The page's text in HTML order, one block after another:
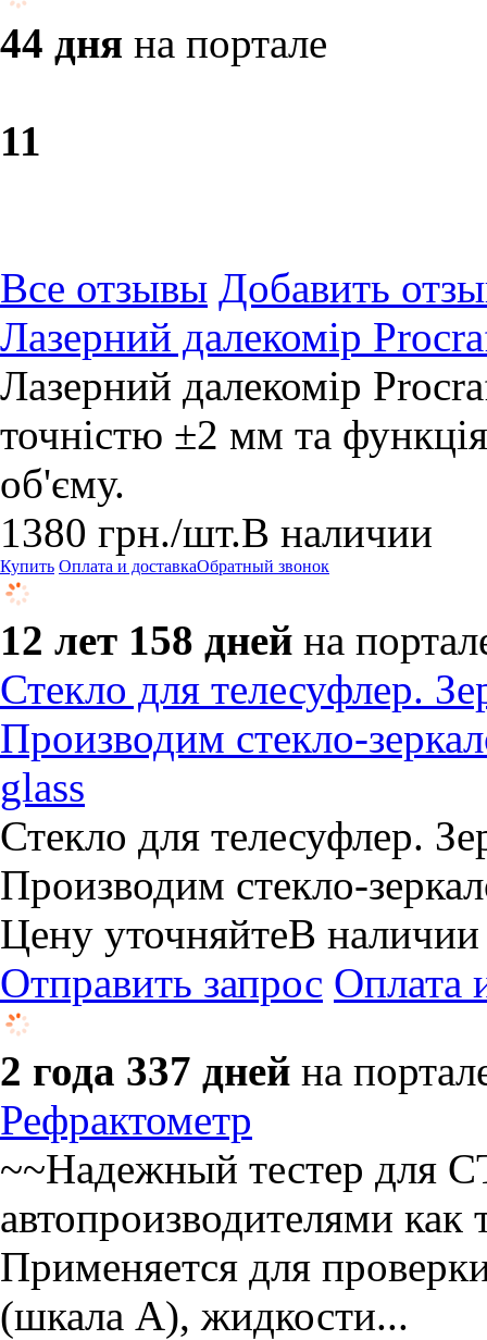
44 дня на портале
11
Все отзывы Добавить
Лазерний далекомір
Лазерний далекомір
точністю ±2 мм та
об'єму.
1380 грн./шт.В наличии
Купить Оплата и доставкаОбратный звонок
12 лет 158 дней на
Стекло для телесуфлер.
Производим стекло-
glass
Стекло для телесуфлер.
Производим стекло-
Цену уточняйтеВ наличии
Отправить запрос Оплата
2 года 337 дней на
Рефрактометр
~~Надежный тестер для
автопроизводителями
Применяется для
(шкала А), жидкости...